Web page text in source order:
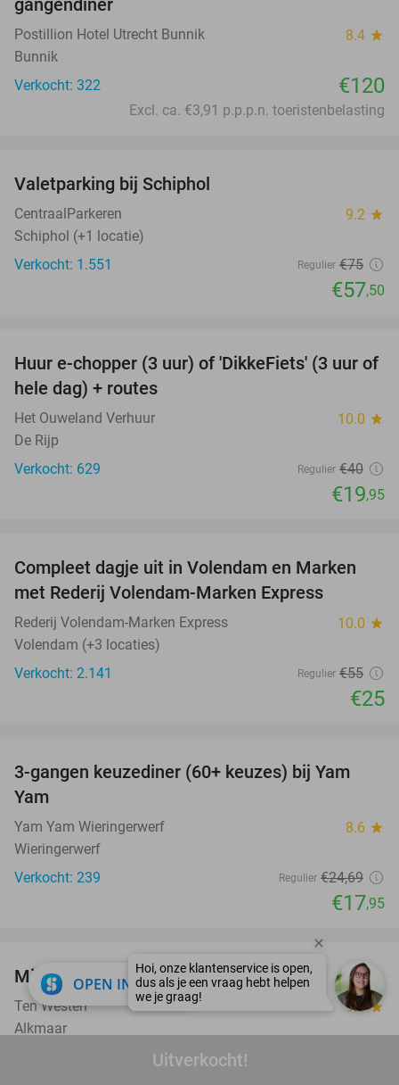
Uitverkocht!
gangendiner
Postillion Hotel Utrecht Bunnik 8.4 star
Bunnik
Verkocht: 322
€120
Excl. ca. €3,91 p.p.p.n. toeristenbelasting
Valetparking bij Schiphol
CentraalParkeren 9.2 star
Schiphol (+1 locatie)
Verkocht: 1.551
Regulier €75
€57,50
50%
Huur e-chopper (3 uur) of 'DikkeFiets' (3 uur of
hele dag) + routes
Het Ouweland Verhuur 10.0 star
De Rijp
Verkocht: 629
Regulier €40
€19,95
55%
Compleet dagje uit in Volendam en Marken
met Rederij Volendam-Marken Express
Rederij Volendam-Marken Express 10.0 star
Volendam (+3 locaties)
Verkocht: 2.141
Regulier €55
€25
27%
3-gangen keuzediner (60+ keuzes) bij Yam
Yam
Yam Yam Wieringerwerf 8.6 star
Wieringerwerf
Verkocht: 239
Regulier €24,69
€17,95
34%
Mimosa-lunch bij Ten Westen
Ten Westen 9.8star
Alkmaar
OPEN IN APP close